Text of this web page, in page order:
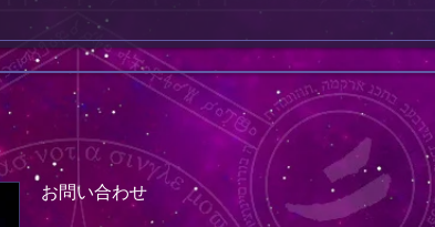
お問い合わせ